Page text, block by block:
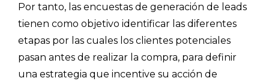
- Encuesta.com
- Encuestas de NPS
- Encuestas de recursos humanos
- Encuestas de satisfacción de cliente
Por tanto, las encuestas de generación de leads
tienen como objetivo identificar las diferentes
etapas por las cuales los clientes potenciales
pasan antes de realizar la compra, para definir
una estrategia que incentive su acción de